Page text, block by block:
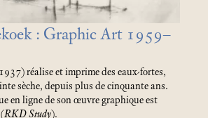
: Graphic Art 1959–
réalise et imprime des eaux-fortes,
sèche, depuis plus de cinquante ans.
en ligne de son œuvre graphique est
RKD Study).